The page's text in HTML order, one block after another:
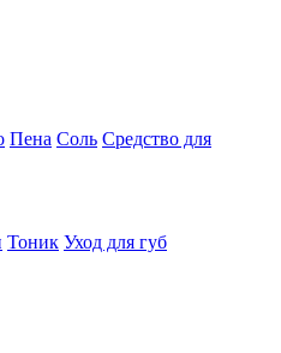
Пена Соль Средство для
Тоник Уход для губ